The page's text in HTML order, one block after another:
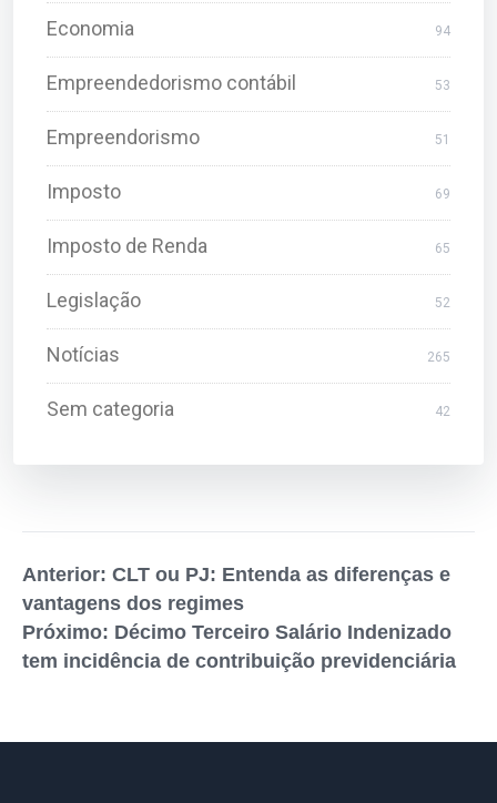
Economia 94
Empreendedorismo contábil 53
Empreendorismo 51
Imposto 69
Imposto de Renda 65
Legislação 52
Notícias 265
Sem categoria 42
Anterior: CLT ou PJ: Entenda as diferenças e
vantagens dos regimes
Próximo: Décimo Terceiro Salário Indenizado
tem incidência de contribuição previdenciária